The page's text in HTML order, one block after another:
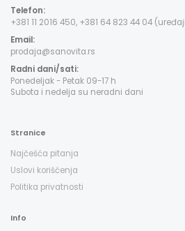
Telefon:
+381 11 2016 450, +381 64 823 44 04
Email:
prodaja@sanovita.rs
Radni dani/sati:
Ponedeljak - Petak 09-17 h
Subota i nedelja su neradni dani
Stranice
Najčešća pitanja
Uslovi korišćenja
Politika privatnosti
Info